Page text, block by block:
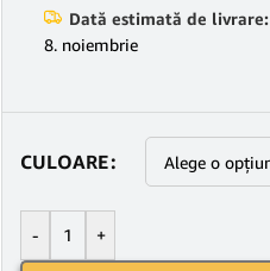
Dată estimată de livrare:
8. noiembrie
CULOARE
- +